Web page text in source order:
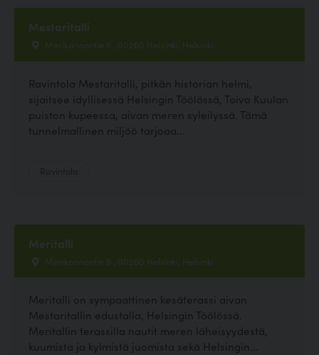
Mestaritalli
Merikannontie 6 , 00260 Helsinki, Helsinki
Ravintola Mestaritalli, pitkän historian helmi,
sijaitsee idyllisessä Helsingin Töölössä, Toivo Kuulan
puiston kupeessa, aivan meren syleilyssä. Tämä
tunnelmallinen miljöö tarjoaa...
Meritalli
Merikannontie 6 , 00260 Helsinki, Helsinki
Meritalli on sympaattinen kesäterassi aivan
Mestaritallin edustalla, Helsingin Töölössä.
Meritallin terassilla nautit meren läheisyydestä,
kuumista ja kylmistä juomista sekä Helsingin...